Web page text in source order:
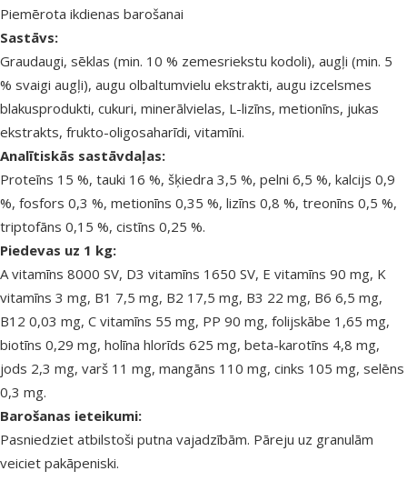
Piemērota ikdienas barošanai
Sastāvs:
Graudaugi, sēklas (min. 10 % zemesriekstu kodoli), augļi (min. 5
% svaigi augļi), augu olbaltumvielu ekstrakti, augu izcelsmes
blakusprodukti, cukuri, minerālvielas, L-lizīns, metionīns, jukas
ekstrakts, frukto-oligosaharīdi, vitamīni.
Analītiskās sastāvdaļas:
Proteīns 15 %, tauki 16 %, šķiedra 3,5 %, pelni 6,5 %, kalcijs 0,9
%, fosfors 0,3 %, metionīns 0,35 %, lizīns 0,8 %, treonīns 0,5 %,
triptofāns 0,15 %, cistīns 0,25 %.
Piedevas uz 1 kg:
A vitamīns 8000 SV, D3 vitamīns 1650 SV, E vitamīns 90 mg, K
vitamīns 3 mg, B1 7,5 mg, B2 17,5 mg, B3 22 mg, B6 6,5 mg,
B12 0,03 mg, C vitamīns 55 mg, PP 90 mg, folijskābe 1,65 mg,
biotīns 0,29 mg, holīna hlorīds 625 mg, beta-karotīns 4,8 mg,
jods 2,3 mg, varš 11 mg, mangāns 110 mg, cinks 105 mg, selēns
0,3 mg.
Barošanas ieteikumi:
Pasniedziet atbilstoši putna vajadzībām. Pāreju uz granulām
veiciet pakāpeniski.